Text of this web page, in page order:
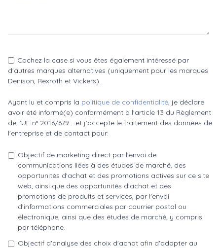
Cochez la case si vous êtes également intéressé par
d'autres marques alternatives (uniquement pour les marques
Denison, Rexroth et Vickers).
Ayant lu et compris la politique de confidentialité, je déclare
avoir été informé(e) conformément à l'article 13 du Règlement
de l'UE n° 2016/679 - et j'accepte le traitement des données de
l'entreprise et de contact pour:
Objectif de marketing direct par l'envoi de
communications liées à des études de marché, des
opportunités d'achat et des promotions actives sur ce site
web, ainsi que des opportunités d'achat et des
promotions de produits et services, par l'envoi
d'informations commerciales par courrier postal ou
électronique, ainsi que des études de marché, y compris
par téléphone.
Objectif d'analyse des choix d'achat afin d'adapter au